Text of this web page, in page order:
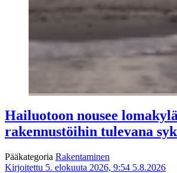
Hailuotoon nousee
rakennustöihin tulevana
Pääkategoria Rakentaminen
Kirjoitettu 5. elokuuta 2026, 9:54 5.8.2026